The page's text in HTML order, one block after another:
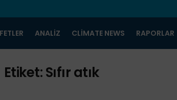
ANALIZ CLIMATE NEWS RAPORLAR
Etiket:Sıfır atık